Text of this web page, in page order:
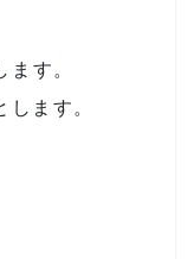
す。
ます。